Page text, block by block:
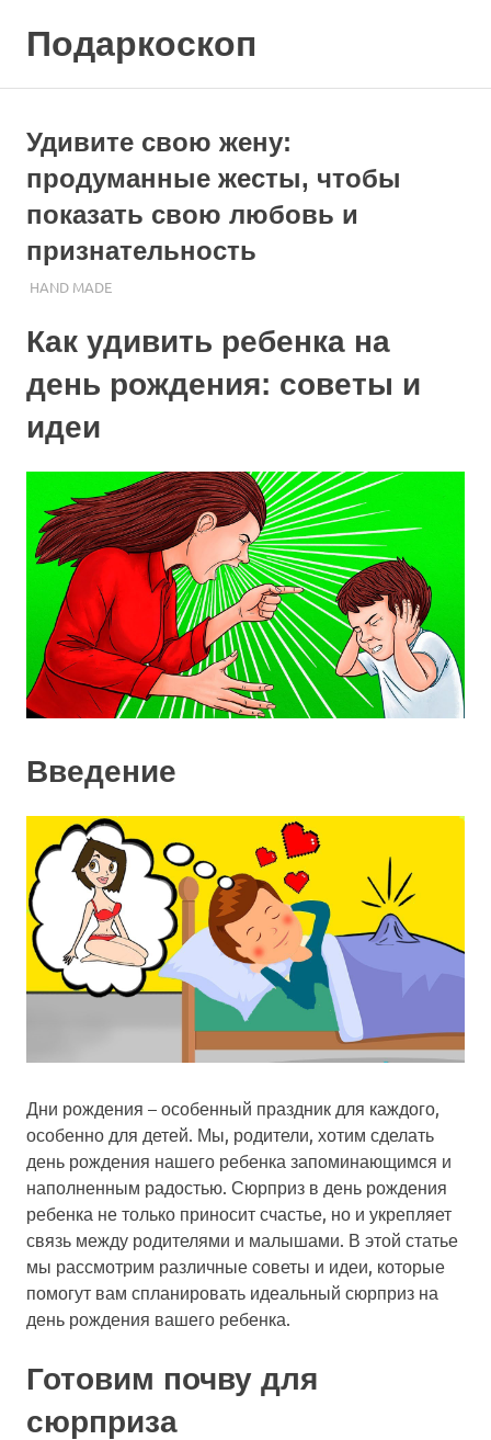
Подаркоскоп
подарить
Удивите свою жену:
продуманные жесты, чтобы
показать свою любовь и
признательность
21.10.2023
ПОДАРЧЕК
HAND MADE
Как удивить ребенка на
день рождения: советы и
идеи
Введение
Дни рождения – особенный праздник для каждого,
особенно для детей. Мы, родители, хотим сделать
день рождения нашего ребенка запоминающимся и
наполненным радостью. Сюрприз в день рождения
ребенка не только приносит счастье, но и укрепляет
связь между родителями и малышами. В этой статье
мы рассмотрим различные советы и идеи, которые
помогут вам спланировать идеальный сюрприз на
день рождения вашего ребенка.
Готовим почву для
сюрприза